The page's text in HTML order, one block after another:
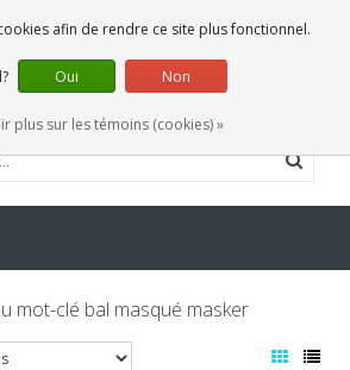
0 Articles
mot-clé bal masqué masker
afin de rendre ce site plus fonctionnel.
Oui Non
plus sur les témoins (cookies) »